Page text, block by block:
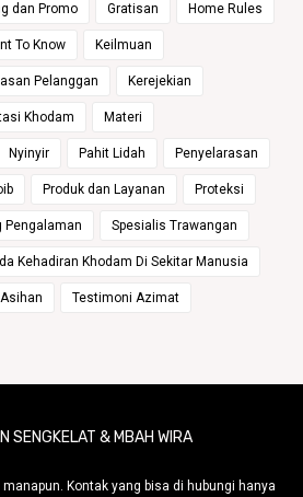
dan Promo Gratisan Home Rules
To Know Keilmuan
Pelanggan Kerejekian
Khodam Materi
Nyinyir Pahit Lidah Penyelarasan
Produk dan Layanan Proteksi
Pengalaman Spesialis Trawangan
Kehadiran Khodam Di Sekitar Manusia
Testimoni Azimat
SENGKELAT & MBAH WIRA
Kontak yang bisa di hubungi hanya